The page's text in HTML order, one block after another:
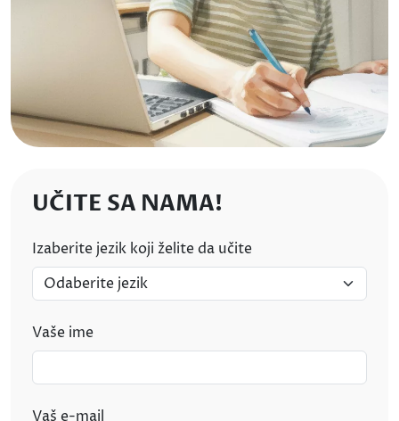
UČITE SA NAMA!
Izaberite jezik koji želite da učite
Vaše ime
Vaš e-mail